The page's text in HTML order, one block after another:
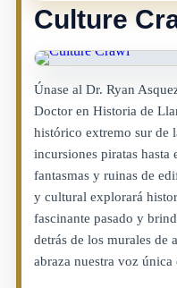
Culture
Únase al Dr. Ryan
Doctor en Historia de
histórico extremo sur de
incursiones piratas hasta
fantasmas y ruinas de
y cultural explorará
fascinante pasado y
detrás de los murales de
abraza nuestra voz